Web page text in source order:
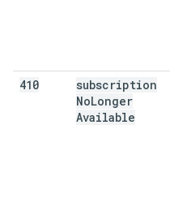
410
subscription
NoLonger
Available